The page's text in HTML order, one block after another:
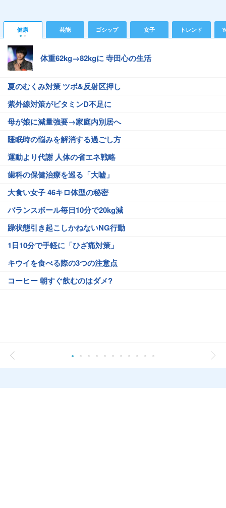
健康 芸能 ゴシップ 女子 トレンド
体重62kg→82kgに 寺田心の生活
夏のむくみ対策 ツボ&反射区押し
紫外線対策がビタミンD不足に
母が娘に減量強要→家庭内別居へ
睡眠時の悩みを解消する過ごし方
運動より代謝 人体の省エネ戦略
歯科の保健治療を巡る「大嘘」
大食い女子 46キロ体型の秘密
バランスボール毎日10分で20kg減
躁状態引き起こしかねないNG行動
1日10分で手軽に「ひざ痛対策」
キウイを食べる際の3つの注意点
コーヒー 朝すぐ飲むのはダメ?